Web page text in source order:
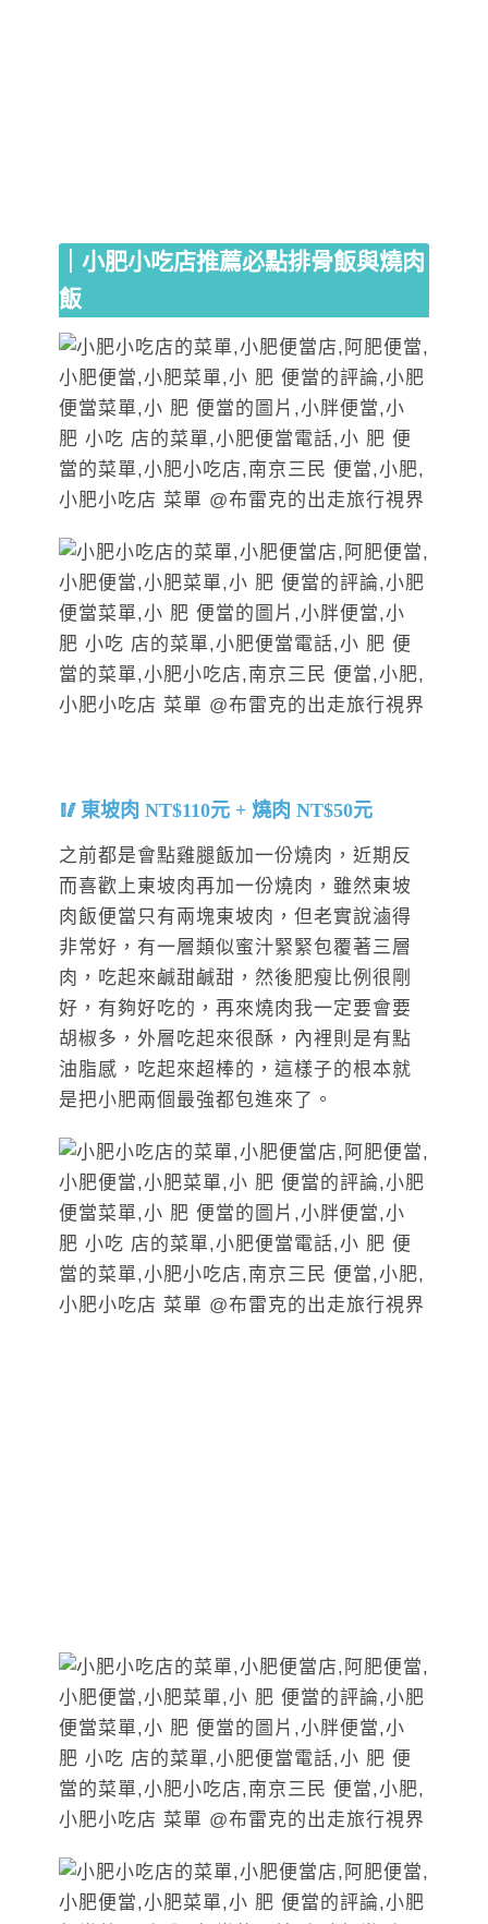
｜小肥小吃店推薦必點排骨飯與燒肉
飯
東坡肉 NT$110元 + 燒肉 NT$50元
之前都是會點雞腿飯加一份燒肉，近期反
而喜歡上東坡肉再加一份燒肉，雖然東坡
肉飯便當只有兩塊東坡肉，但老實說滷得
非常好，有一層類似蜜汁緊緊包覆著三層
肉，吃起來鹹甜鹹甜，然後肥瘦比例很剛
好，有夠好吃的，再來燒肉我一定要會要
胡椒多，外層吃起來很酥，內裡則是有點
油脂感，吃起來超棒的，這樣子的根本就
是把小肥兩個最強都包進來了。